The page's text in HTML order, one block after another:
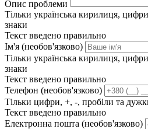
Опис проблеми
Тільки українська кирилиця,
знаки
Текст введено правильно
Ім'я (необов'язково)
Тільки українська кирилиця,
знаки
Текст введено правильно
Телефон (необов'язково)
Тільки цифри, +, -, пробіли та
Текст введено правильно
Електронна пошта (необов'язково)